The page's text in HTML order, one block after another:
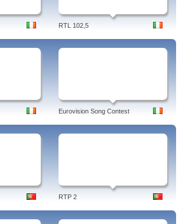
RTL 102,5
Eurovision Song Contest
RTP 2